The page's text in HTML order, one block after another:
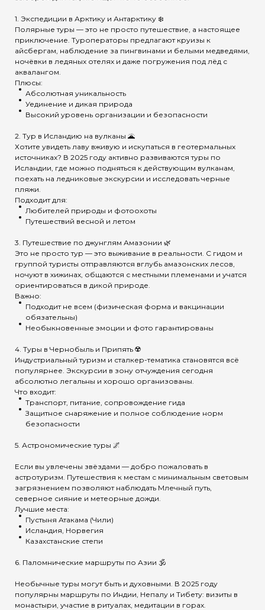
1. Экспедиции в Арктику и Антарктику ❄️
Полярные туры — это не просто путешествие, а настоящее
приключение. Туроператоры предлагают круизы к
айсбергам, наблюдение за пингвинами и белыми медведями,
ночёвки в ледяных отелях и даже погружения под лёд с
аквалангом.
Плюсы:
Абсолютная уникальность
Уединение и дикая природа
Высокий уровень организации и безопасности
2. Тур в Исландию на вулканы 🌋
Хотите увидеть лаву вживую и искупаться в геотермальных
источниках? В 2025 году активно развиваются туры по
Исландии, где можно подняться к действующим вулканам,
поехать на ледниковые экскурсии и исследовать черные
пляжи.
Подходит для:
Любителей природы и фотоохоты
Путешествий весной и летом
3. Путешествие по джунглям Амазонии 🌿
Это не просто тур — это выживание в реальности. С гидом и
группой туристы отправляются вглубь амазонских лесов,
ночуют в хижинах, общаются с местными племенами и учатся
ориентироваться в дикой природе.
Важно:
Подходит не всем (физическая форма и вакцинации
обязательны)
Необыкновенные эмоции и фото гарантированы
4. Туры в Чернобыль и Припять ☢️
Индустриальный туризм и сталкер-тематика становятся всё
популярнее. Экскурсии в зону отчуждения сегодня
абсолютно легальны и хорошо организованы.
Что входит:
Транспорт, питание, сопровождение гида
Защитное снаряжение и полное соблюдение норм
безопасности
5. Астрономические туры 🌌
Если вы увлечены звёздами — добро пожаловать в
астротуризм. Путешествия к местам с минимальным световым
загрязнением позволяют наблюдать Млечный путь,
северное сияние и метеорные дожди.
Лучшие места:
Пустыня Атакама (Чили)
Исландия, Норвегия
Казахстанские степи
6. Паломнические маршруты по Азии 🕉️
Необычные туры могут быть и духовными. В 2025 году
популярны маршруты по Индии, Непалу и Тибету: визиты в
монастыри, участие в ритуалах, медитации в горах.